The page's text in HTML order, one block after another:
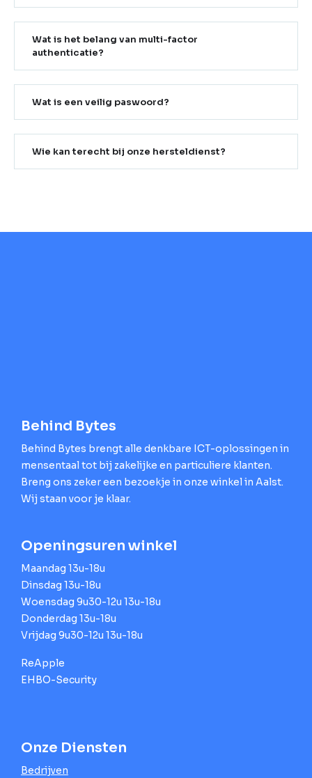
Wat is het belang van multi-factor
authenticatie?
Wat is een veilig paswoord?
Wie kan terecht bij onze hersteldienst?
Behind Bytes
Behind Bytes brengt alle denkbare ICT-oplossingen in
mensentaal tot bij zakelijke en particuliere klanten.
Breng ons zeker een bezoekje in onze winkel in Aalst.
Wij staan voor je klaar.
Openingsuren winkel
Maandag 13u-18u
Dinsdag 13u-18u
Woensdag 9u30-12u 13u-18u
Donderdag 13u-18u
Vrijdag 9u30-12u 13u-18u
ReApple
EHBO-Security
Onze Diensten
Bedrijven